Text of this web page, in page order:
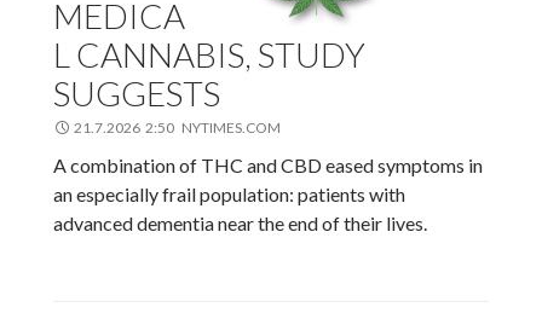
MEDICA
L CANNABIS, STUDY
SUGGESTS
21.7.2026 2:50 NYTIMES.COM
A combination of THC and CBD eased symptoms in
an especially frail population: patients with
advanced dementia near the end of their lives.